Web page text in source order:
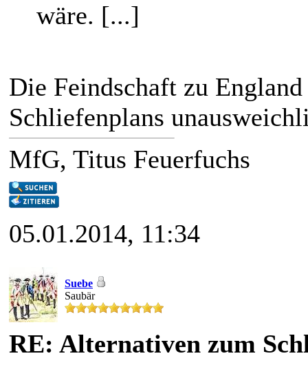
wäre. [...]
Die Feindschaft zu
Schliefenplans
MfG, Titus Feuerfuchs
05.01.2014, 11:34
Suebe
Saubär
RE: Alternativen zum